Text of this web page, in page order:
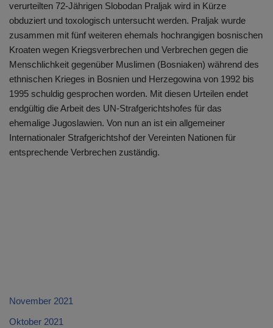
verurteilten 72-Jährigen Slobodan Praljak wird in Kürze
obduziert und toxologisch untersucht werden. Praljak wurde
zusammen mit fünf weiteren ehemals hochrangigen bosnischen
Kroaten wegen Kriegsverbrechen und Verbrechen gegen die
Menschlichkeit gegenüber Muslimen (Bosniaken) während des
ethnischen Krieges in Bosnien und Herzegowina von 1992 bis
1995 schuldig gesprochen worden. Mit diesen Urteilen endet
endgültig die Arbeit des UN-Strafgerichtshofes für das
ehemalige Jugoslawien. Von nun an ist ein allgemeiner
Internationaler Strafgerichtshof der Vereinten Nationen für
entsprechende Verbrechen zuständig.
November 2021
Oktober 2021